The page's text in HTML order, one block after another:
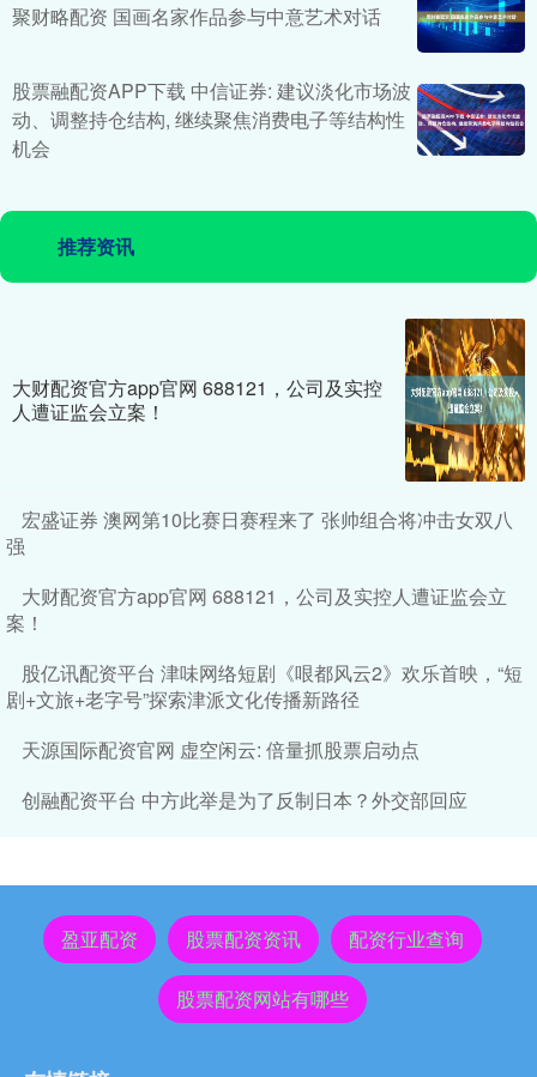
聚财略配资 国画名家作品参与中意艺术对话
股票融配资APP下载 中信证券: 建议淡化市场波
动、调整持仓结构, 继续聚焦消费电子等结构性
机会
推荐资讯
大财配资官方app官网 688121，公司及实控
人遭证监会立案！
宏盛证券 澳网第10比赛日赛程来了 张帅组合将冲击女双八
强
大财配资官方app官网 688121，公司及实控人遭证监会立
案！
股亿讯配资平台 津味网络短剧《哏都风云2》欢乐首映，“短
剧+文旅+老字号”探索津派文化传播新路径
天源国际配资官网 虚空闲云: 倍量抓股票启动点
创融配资平台 中方此举是为了反制日本？外交部回应
盈亚配资 股票配资资讯 配资行业查询
股票配资网站有哪些